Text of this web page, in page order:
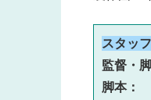
スタッフ
監
脚本：